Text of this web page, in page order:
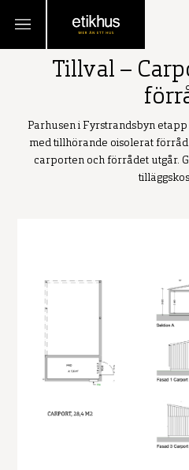
TILLBAKA
Tillval –
Parhusen i Fyrstrandsbyn
med tillhörande oisolerat
carporten och förrådet utgår.